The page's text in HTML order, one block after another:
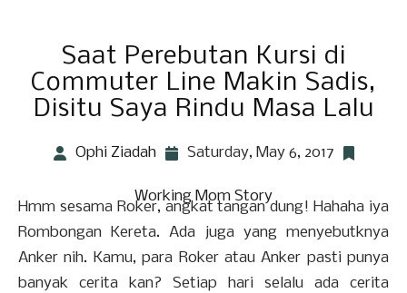
Saat Perebutan Kursi di
Commuter Line Makin Sadis,
Disitu Saya Rindu Masa Lalu
Ophi Ziadah Saturday, May 6, 2017
Working Mom Story
Hmm sesama Roker, angkat tangan dung! Hahaha iya
Rombongan Kereta. Ada juga yang menyebutknya
Anker nih. Kamu, para Roker atau Anker pasti punya
banyak cerita kan? Setiap hari selalu ada cerita